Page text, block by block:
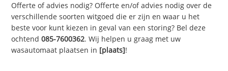
Offerte of advies nodig? Offerte en/of advies nodig over de
verschillende soorten witgoed die er zijn en waar u het
beste voor kunt kiezen in geval van een storing? Bel deze
ochtend085-7600362. Wij helpen u graag met uw
wasautomaat plaatsen in [plaats]!